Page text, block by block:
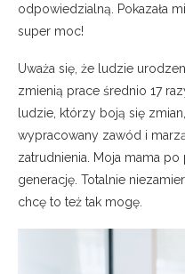
odpowiedzialną. Pokazała
super moc!
Uważa się, że ludzie
zmienią prace średnio 17
ludzie, którzy boją się
wypracowany zawód i
zatrudnienia. Moja mama
generację. Totalnie
chcę to też tak mogę.